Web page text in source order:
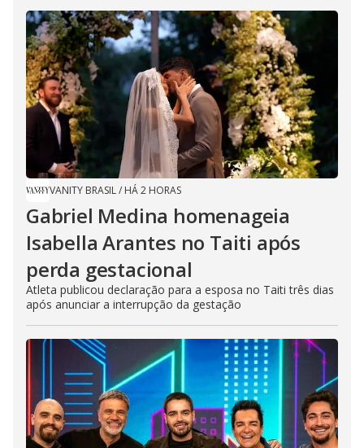
VANITY BRASIL/ HÁ 2 HORAS
Gabriel Medina homenageia
Isabella Arantes no Taiti após
perda gestacional
Atleta publicou declaração para a esposa no Taiti três dias
após anunciar a interrupção da gestação